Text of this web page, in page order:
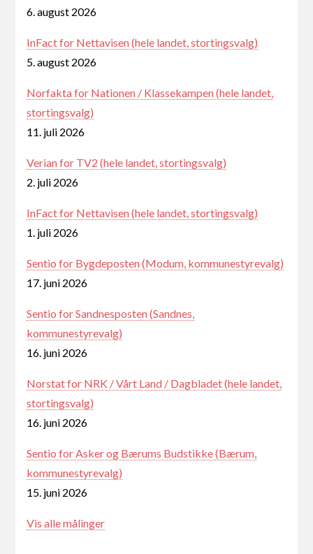
6. august 2026
InFact for Nettavisen (hele landet, stortingsvalg)
5. august 2026
Norfakta for Nationen / Klassekampen (hele landet,
stortingsvalg)
11. juli 2026
Verian for TV2 (hele landet, stortingsvalg)
2. juli 2026
InFact for Nettavisen (hele landet, stortingsvalg)
1. juli 2026
Sentio for Bygdeposten (Modum, kommunestyrevalg)
17. juni 2026
Sentio for Sandnesposten (Sandnes,
kommunestyrevalg)
16. juni 2026
Norstat for NRK / Vårt Land / Dagbladet (hele landet,
stortingsvalg)
16. juni 2026
Sentio for Asker og Bærums Budstikke (Bærum,
kommunestyrevalg)
15. juni 2026
Vis alle målinger